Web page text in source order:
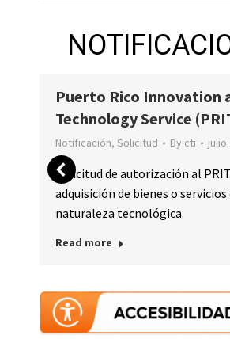
Puerto Rico Innovation
Technology Service
Notificación, Solicitud By cti julio
Solicitud de autorización al
adquisición de bienes o servicios
naturaleza tecnológica.
Read more